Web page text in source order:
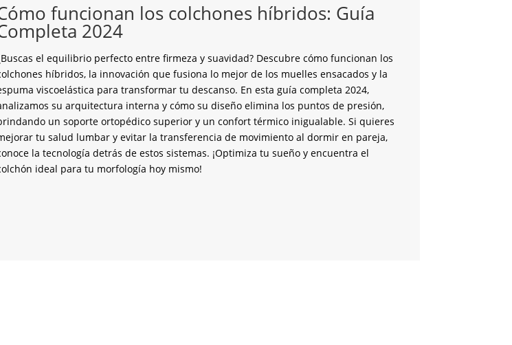
funcionan los colchones híbridos: Guía
2024
el equilibrio perfecto entre firmeza y suavidad? Descubre cómo funcionan los
híbridos, la innovación que fusiona lo mejor de los muelles ensacados y la
viscoelástica para transformar tu descanso. En esta guía completa 2024,
su arquitectura interna y cómo su diseño elimina los puntos de presión,
un soporte ortopédico superior y un confort térmico inigualable. Si quieres
tu salud lumbar y evitar la transferencia de movimiento al dormir en pareja,
la tecnología detrás de estos sistemas. ¡Optimiza tu sueño y encuentra el
ideal para tu morfología hoy mismo!